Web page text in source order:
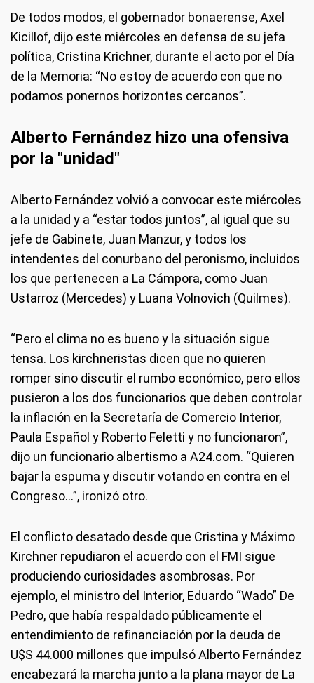
De todos modos, el gobernador bonaerense, Axel
Kicillof, dijo este miércoles en defensa de su jefa
política, Cristina Krichner, durante el acto por el Día
de la Memoria: “No estoy de acuerdo con que no
podamos ponernos horizontes cercanos”.
Alberto Fernández hizo una ofensiva
por la "unidad"
Alberto Fernández volvió a convocar este miércoles
a la unidad y a “estar todos juntos”, al igual que su
jefe de Gabinete, Juan Manzur, y todos los
intendentes del conurbano del peronismo, incluidos
los que pertenecen a La Cámpora, como Juan
Ustarroz (Mercedes) y Luana Volnovich (Quilmes).
“Pero el clima no es bueno y la situación sigue
tensa. Los kirchneristas dicen que no quieren
romper sino discutir el rumbo económico, pero ellos
pusieron a los dos funcionarios que deben controlar
la inflación en la Secretaría de Comercio Interior,
Paula Español y Roberto Feletti y no funcionaron”,
dijo un funcionario albertismo a A24.com. “Quieren
bajar la espuma y discutir votando en contra en el
Congreso…”, ironizó otro.
El conflicto desatado desde que Cristina y Máximo
Kirchner repudiaron el acuerdo con el FMI sigue
produciendo curiosidades asombrosas. Por
ejemplo, el ministro del Interior, Eduardo “Wado” De
Pedro, que había respaldado públicamente el
entendimiento de refinanciación por la deuda de
U$S 44.000 millones que impulsó Alberto Fernández
encabezará la marcha junto a la plana mayor de La